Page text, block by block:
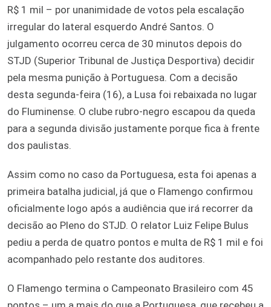
R$ 1 mil – por unanimidade de votos pela escalação
irregular do lateral esquerdo André Santos. O
julgamento ocorreu cerca de 30 minutos depois do
STJD (Superior Tribunal de Justiça Desportiva) decidir
pela mesma punição à Portuguesa. Com a decisão
desta segunda-feira (16), a Lusa foi rebaixada no lugar
do Fluminense. O clube rubro-negro escapou da queda
para a segunda divisão justamente porque fica à frente
dos paulistas.
Assim como no caso da Portuguesa, esta foi apenas a
primeira batalha judicial, já que o Flamengo confirmou
oficialmente logo após a audiência que irá recorrer da
decisão ao Pleno do STJD. O relator Luiz Felipe Bulus
pediu a perda de quatro pontos e multa de R$ 1 mil e foi
acompanhado pelo restante dos auditores.
O Flamengo termina o Campeonato Brasileiro com 45